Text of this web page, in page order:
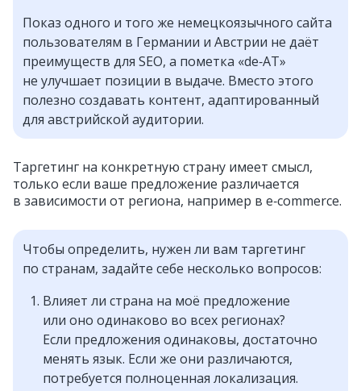
Показ одного и того же немецкоязычного сайта
пользователям в Германии и Австрии не даёт
преимуществ для SEO, а пометка «de‑AT»
не улучшает позиции в выдаче. Вместо этого
полезно создавать контент, адаптированный
для австрийской аудитории.
Таргетинг на конкретную страну имеет смысл,
только если ваше предложение различается
в зависимости от региона, например в e‑commerce.
Чтобы определить, нужен ли вам таргетинг
по странам, задайте себе несколько вопросов:
Влияет ли страна на моё предложение
или оно одинаково во всех регионах?
Если предложения одинаковы, достаточно
менять язык. Если же они различаются,
потребуется полноценная локализация.